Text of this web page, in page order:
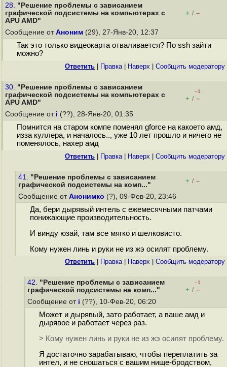
28. "Решение проблемы с зависанием
графической подсистемы на компьютерах с
APU AMD"
+ / –
Сообщение от Аноним (29), 27-Янв-20, 12:37
Так это только видеокарта отваливается? По ssh зайти
можно?
Ответить Правка| Наверх Cообщить модератору
30. "Решение проблемы с зависанием
графической подсистемы на компьютерах с
APU AMD"
–1
+ / –
Сообщение от i (??), 28-Янв-20, 01:35
Помнится на старом компе поменял gforce на какоето амд,
изза куллера, и началось.., уже 10 лет прошло и ничего не
поменялось, нахер амд
Ответить Правка| Наверх Cообщить модератору
41. "Решение проблемы с зависанием
графической подсистемы на комп..."
+ / –
Сообщение от Анонимко (?), 09-Фев-20, 23:46
Да, бери дырявый интель с ежемесячными патчами
понижающие производительность.
И винду юзай, там все мягко и шелковисто.
Кому нужен линь и руки не из жэ осилят проблему.
Ответить Правка| Наверх Cообщить модератору
42. "Решение проблемы с зависанием
графической подсистемы на комп..."
–1
+ / –
Сообщение от i (??), 10-Фев-20, 06:20
Может и дырявый, зато работает, а ваше амд и
дырявое и работает через раз.
> Кому нужен линь и руки не из жэ осилят проблему.
Я достаточно зарабатываю, чтобы переплатить за
интел, и не сношаться с вашим нище-бродством,